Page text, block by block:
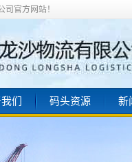
官方网站！
们 码头资源 新